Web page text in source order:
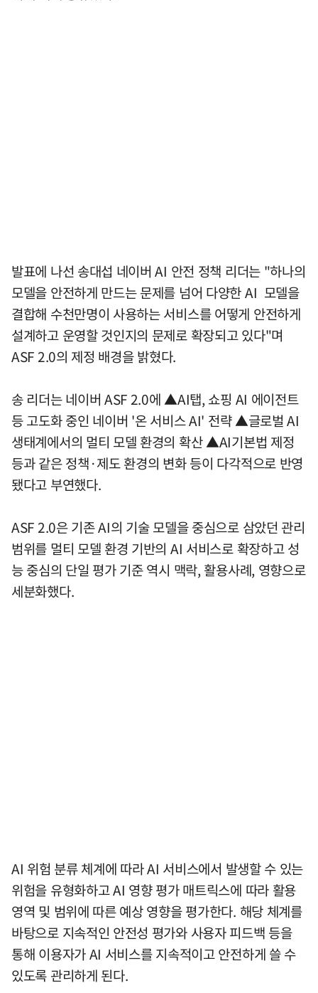
발표에 나선 송대섭 네이버 AI 안전 정책 리더는 "하나의
모델을 안전하게 만드는 문제를 넘어 다양한 AI 모델을
결합해 수천만명이 사용하는 서비스를 어떻게 안전하게
설계하고 운영할 것인지의 문제로 확장되고 있다"며
ASF 2.0의 제정 배경을 밝혔다.
송 리더는 네이버 ASF 2.0에 ▲AI탭, 쇼핑 AI 에이전트
등 고도화 중인 네이버 '온 서비스 AI' 전략 ▲글로벌 AI
생태계에서의 멀티 모델 환경의 확산 ▲AI기본법 제정
등과 같은 정책·제도 환경의 변화 등이 다각적으로 반영
됐다고 부연했다.
ASF 2.0은 기존 AI의 기술 모델을 중심으로 삼았던 관리
범위를 멀티 모델 환경 기반의 AI 서비스로 확장하고 성
능 중심의 단일 평가 기준 역시 맥락, 활용사례, 영향으로
세분화했다.
AI 위험 분류 체계에 따라 AI 서비스에서 발생할 수 있는
위험을 유형화하고 AI 영향 평가 매트릭스에 따라 활용
영역 및 범위에 따른 예상 영향을 평가한다. 해당 체계를
바탕으로 지속적인 안전성 평가와 사용자 피드백 등을
통해 이용자가 AI 서비스를 지속적이고 안전하게 쓸 수
있도록 관리하게 된다.